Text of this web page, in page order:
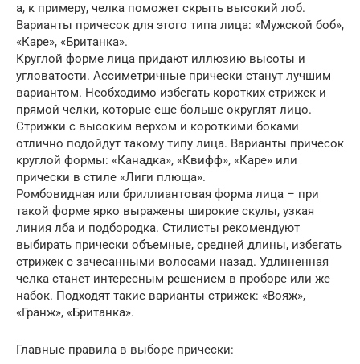
а, к примеру, челка поможет скрыть высокий лоб.
Варианты причесок для этого типа лица: «Мужской боб»,
«Каре», «Британка».
Круглой форме лица придают иллюзию высоты и
угловатости. Ассиметричные прически станут лучшим
вариантом. Необходимо избегать коротких стрижек и
прямой челки, которые еще больше округлят лицо.
Стрижки с высоким верхом и короткими боками
отлично подойдут такому типу лица. Варианты причесок
круглой формы: «Канадка», «Квифф», «Каре» или
прически в стиле «Лиги плюща».
Ромбовидная или бриллиантовая форма лица – при
такой форме ярко выражены широкие скулы, узкая
линия лба и подбородка. Стилисты рекомендуют
выбирать прически объемные, средней длины, избегать
стрижек с зачесанными волосами назад. Удлиненная
челка станет интересным решением в проборе или же
набок. Подходят такие варианты стрижек: «Вояж»,
«Гранж», «Британка».
Главные правила в выборе прически: